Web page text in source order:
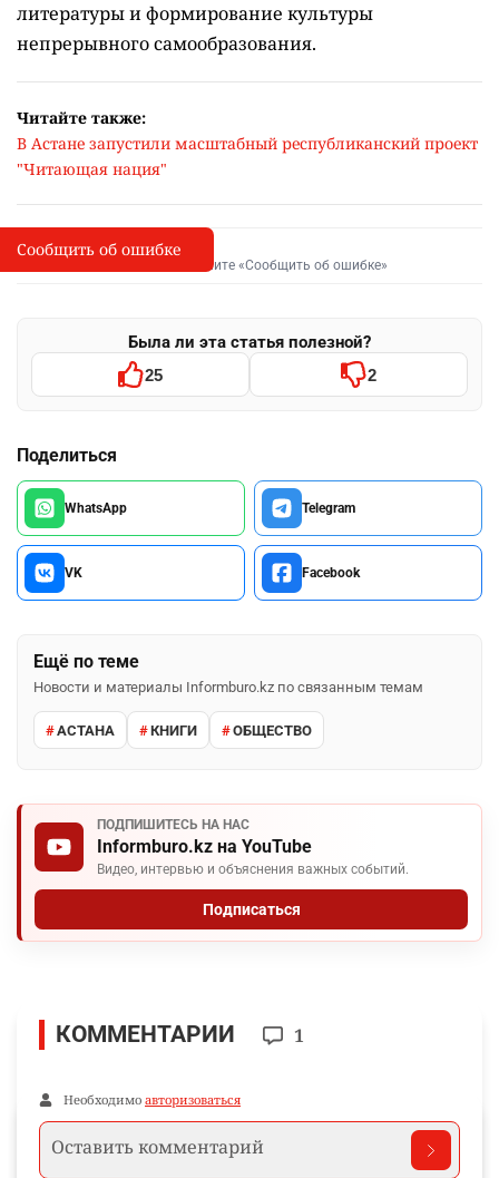
литературы и формирование культуры
непрерывного самообразования.
Читайте также:
В Астане запустили масштабный республиканский проект
"Читающая нация"
I
Сообщить об опечатке
Выделите фрагмент и нажмите «Сообщить об ошибке»
Была ли эта статья полезной?
25 2
Поделиться
WhatsApp Telegram
VK Facebook
Ещё по теме
Новости и материалы Informburo.kz по связанным темам
АСТАНА КНИГИ ОБЩЕСТВО
ПОДПИШИТЕСЬ НА НАС
Informburo.kz на YouTube
Видео, интервью и объяснения важных событий.
Подписаться
Сообщить об ошибке
КОММЕНТАРИИ 1
Необходимо авторизоваться